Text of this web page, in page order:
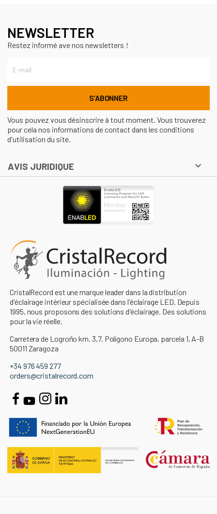
NEWSLETTER
Restez informé ave nos newsletters !
Vous pouvez vous désinscrire à tout moment. Vous trouverez
pour cela nos informations de contact dans les conditions
d'utilisation du site.
AVIS JURIDIQUE 
CristalRecord est une marque leader dans la distribution
d'éclairage intérieur spécialisée dans l'éclairage LED. Depuis
1995, nous proposons des solutions d'éclairage. Des solutions
pour la vie réelle.
Carretera de Logroño km. 3,7. Polígono Europa, parcela 1, A-B
50011 Zaragoza
+34 976 459 277
orders@cristalrecord.com